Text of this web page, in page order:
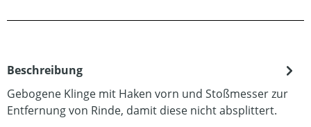
Beschreibung
Gebogene Klinge mit Haken vorn und Stoßmesser zur
Entfernung von Rinde, damit diese nicht absplittert.